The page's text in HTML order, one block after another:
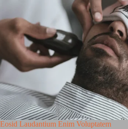
Eosid Laudantium Enim Voluptatem